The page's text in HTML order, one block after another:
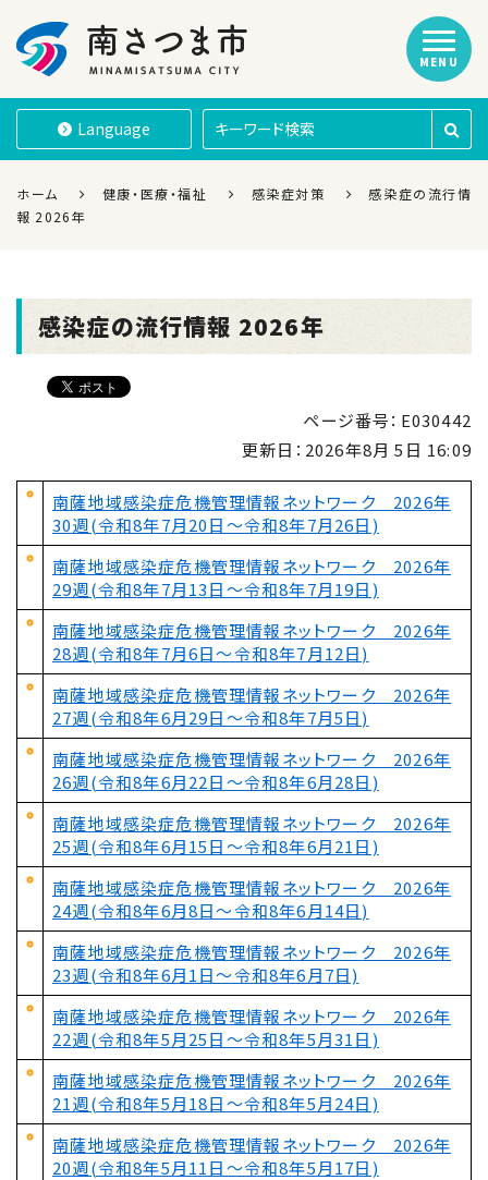
南さつま市
Language
MENU
ホーム 健康・医療・福祉 感染症対策
感染症の流行情
報 2026年
感染症の流行情報 2026年
ページ番号：E030442
更新日： 2026年8月 5日 16:09
南薩地域感染症危機管理情報ネットワーク 2026年
30週(令和8年7月20日～令和8年7月26日)
南薩地域感染症危機管理情報ネットワーク 2026年
29週(令和8年7月13日～令和8年7月19日)
南薩地域感染症危機管理情報ネットワーク 2026年
28週(令和8年7月6日～令和8年7月12日)
南薩地域感染症危機管理情報ネットワーク 2026年
27週(令和8年6月29日～令和8年7月5日)
南薩地域感染症危機管理情報ネットワーク 2026年
26週(令和8年6月22日～令和8年6月28日)
南薩地域感染症危機管理情報ネットワーク 2026年
25週(令和8年6月15日～令和8年6月21日)
南薩地域感染症危機管理情報ネットワーク 2026年
24週(令和8年6月8日～令和8年6月14日)
南薩地域感染症危機管理情報ネットワーク 2026年
23週(令和8年6月1日～令和8年6月7日)
南薩地域感染症危機管理情報ネットワーク 2026年
22週(令和8年5月25日～令和8年5月31日)
南薩地域感染症危機管理情報ネットワーク 2026年
21週(令和8年5月18日～令和8年5月24日)
南薩地域感染症危機管理情報ネットワーク 2026年
20週(令和8年5月11日～令和8年5月17日)